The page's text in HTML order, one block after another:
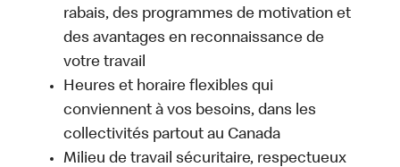
rabais, des programmes de motivation et
des avantages en reconnaissance de
votre travail
Heures et horaire flexibles qui
conviennent à vos besoins, dans les
collectivités partout au Canada
Milieu de travail sécuritaire, respectueux